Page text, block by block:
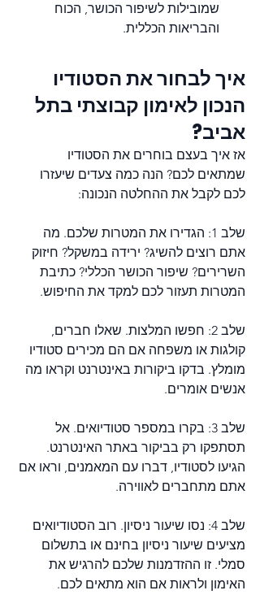
שמובילות לשיפור הכושר, הכוח
והבריאות הכללית.
איך לבחור את הסטודיו
הנכון לאימון קבוצתי בתל
אביב?
אז איך בעצם בוחרים את הסטודיו
שמתאים לכם? הנה כמה צעדים שיעזרו
לכם לקבל את ההחלטה הנכונה:
שלב 1: הגדירו את המטרות שלכם. מה
אתם רוצים להשיג? ירידה במשקל? חיזוק
השרירים? שיפור הכושר הכללי? כתיבת
המטרות תעזור לכם למקד את החיפוש.
שלב 2: חפשו המלצות. שאלו חברים,
קולגות או משפחה אם הם מכירים סטודיו
מומלץ. בדקו ביקורות באינטרנט וקראו מה
אנשים אומרים.
שלב 3: בקרו במספר סטודיואים. אל
תסתפקו רק בביקור באתר האינטרנט.
הגיעו לסטודיו, דברו עם המאמנים, וראו אם
אתם מתחברים לאווירה.
שלב 4: נסו שיעור ניסיון. רוב הסטודיואים
מציעים שיעור ניסיון בחינם או בתשלום
סמלי. זו ההזדמנות שלכם להרגיש את
האימון ולראות אם הוא מתאים לכם.